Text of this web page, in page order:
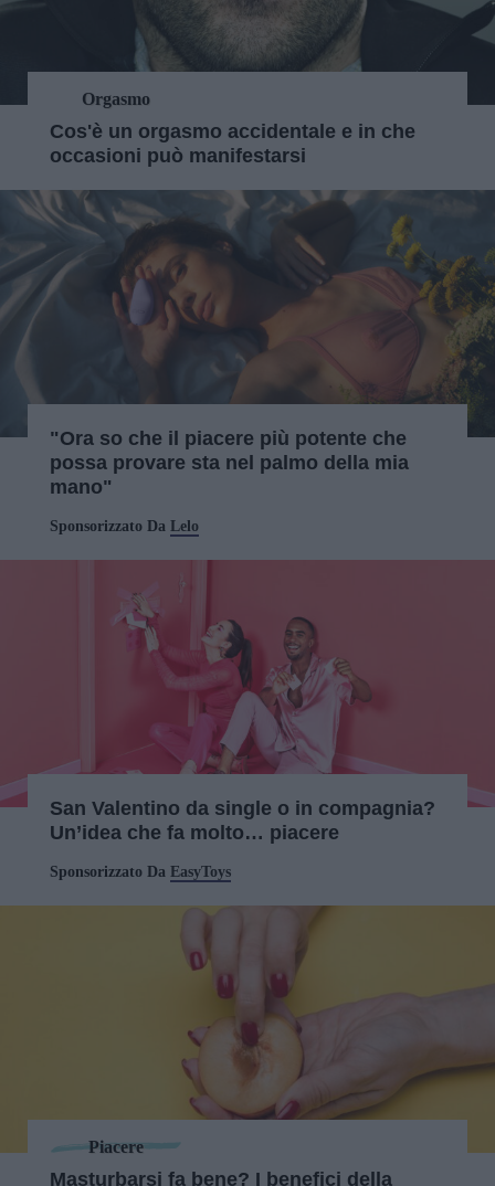
Orgasmo
Cos'è un orgasmo accidentale e in che
occasioni può manifestarsi
"Ora so che il piacere più potente che
possa provare sta nel palmo della mia
mano"
Sponsorizzato Da Lelo
San Valentino da single o in compagnia?
Un’idea che fa molto… piacere
Sponsorizzato Da EasyToys
Piacere
Masturbarsi fa bene? I benefici della